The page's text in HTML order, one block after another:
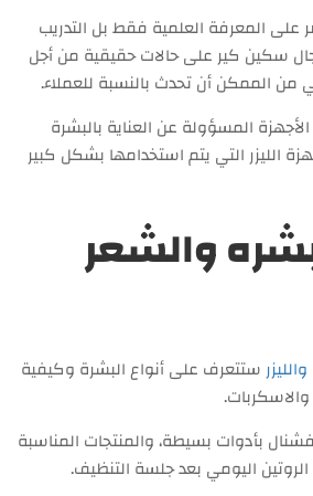
المعرفة العلمية فقط بل التدريب
سكين كير على حالات حقيقية من أجل
من الممكن أن تحدث بالنسبة للعملاء.
المسؤولة عن العناية بالبشرة
الليزر التي يتم استخدامها بشكل كبير
والشعر
ستتعرف على أنواع البشرة وكيفية
والاسكربات.
بأدوات بسيطة، والمنتجات المناسبة
اليومي بعد جلسة التنظيف.